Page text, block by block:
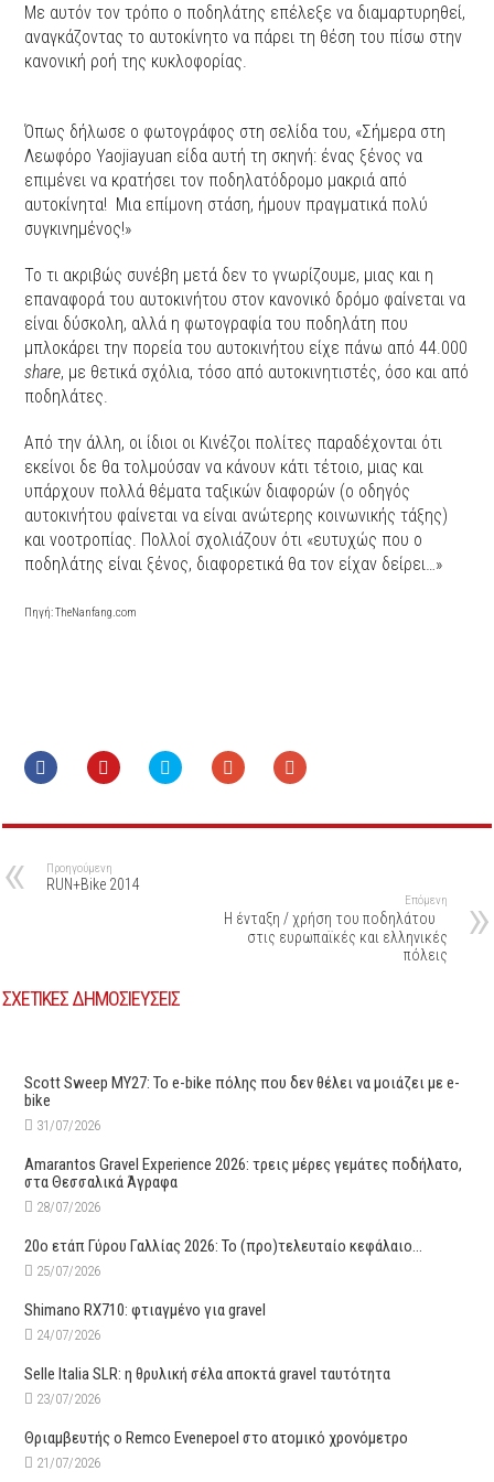
Με αυτόν τον τρόπο ο ποδηλάτης επέλεξε να διαμαρτυρηθεί,
αναγκάζοντας το αυτοκίνητο να πάρει τη θέση του πίσω στην
κανονική ροή της κυκλοφορίας.
Όπως δήλωσε ο φωτογράφος στη σελίδα του, «Σήμερα στη
Λεωφόρο Yaojiayuan είδα αυτή τη σκηνή: ένας ξένος να
επιμένει να κρατήσει τον ποδηλατόδρομο μακριά από
αυτοκίνητα! Μια επίμονη στάση, ήμουν πραγματικά πολύ
συγκινημένος!»
Το τι ακριβώς συνέβη μετά δεν το γνωρίζουμε, μιας και η
επαναφορά του αυτοκινήτου στον κανονικό δρόμο φαίνεται να
είναι δύσκολη, αλλά η φωτογραφία του ποδηλάτη που
μπλοκάρει την πορεία του αυτοκινήτου είχε πάνω από 44.000
share, με θετικά σχόλια, τόσο από αυτοκινητιστές, όσο και από
ποδηλάτες.
Από την άλλη, οι ίδιοι οι Κινέζοι πολίτες παραδέχονται ότι
εκείνοι δε θα τολμούσαν να κάνουν κάτι τέτοιο, μιας και
υπάρχουν πολλά θέματα ταξικών διαφορών (ο οδηγός
αυτοκινήτου φαίνεται να είναι ανώτερης κοινωνικής τάξης)
και νοοτροπίας. Πολλοί σχολιάζουν ότι «ευτυχώς που ο
ποδηλάτης είναι ξένος, διαφορετικά θα τον είχαν δείρει…»
Πηγή: TheNanfang.com
Προηγούμενη
RUN+Bike 2014
Επόμενη
Η ένταξη / χρήση του ποδηλάτου
στις ευρωπαϊκές και ελληνικές
πόλεις
ΣΧΕΤΙΚΕΣ ΔΗΜΟΣΙΕΥΣΕΙΣ
Scott Sweep MY27: Το e-bike πόλης που δεν θέλει να μοιάζει με e-
bike
31/07/2026
Amarantos Gravel Experience 2026: τρεις μέρες γεμάτες ποδήλατο,
στα Θεσσαλικά Άγραφα
28/07/2026
20ο ετάπ Γύρου Γαλλίας 2026: Το (προ)τελευταίο κεφάλαιο…
25/07/2026
Shimano RX710: φτιαγμένο για gravel
24/07/2026
Selle Italia SLR: η θρυλική σέλα αποκτά gravel ταυτότητα
23/07/2026
Θριαμβευτής ο Remco Evenepoel στο ατομικό χρονόμετρο
21/07/2026